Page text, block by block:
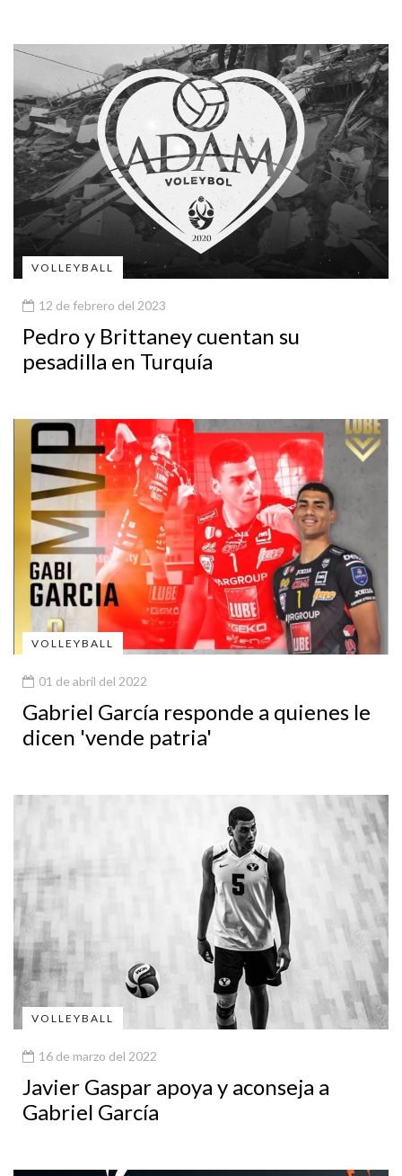
VOLLEYBALL
12 de febrero del 2023
Pedro y Brittaney cuentan su
pesadilla en Turquía
VOLLEYBALL
01 de abril del 2022
Gabriel García responde a quienes le
dicen 'vende patria'
VOLLEYBALL
16 de marzo del 2022
Javier Gaspar apoya y aconseja a
Gabriel García